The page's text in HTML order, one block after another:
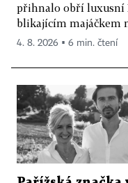
přihnalo obří luxusní
blikajícím majáčkem
4. 8. 2026 ▪ 6 min. čtení